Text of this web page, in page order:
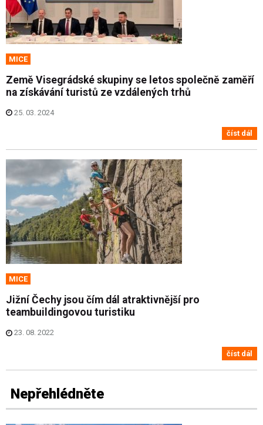
MICE
Země Visegrádské skupiny se letos společně zaměří
na získávání turistů ze vzdálených trhů
25. 03. 2024
číst dál
MICE
Jižní Čechy jsou čím dál atraktivnější pro
teambuildingovou turistiku
23. 08. 2022
číst dál
Nepřehlédněte